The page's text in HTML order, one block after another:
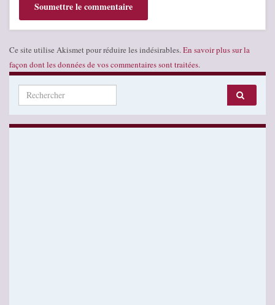
Ce site utilise Akismet pour réduire les indésirables. En savoir plus sur la
façon dont les données de vos commentaires sont traitées.
Search for: